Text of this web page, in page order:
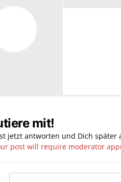
mit!
jetzt antworten und Dich
post will require moderator